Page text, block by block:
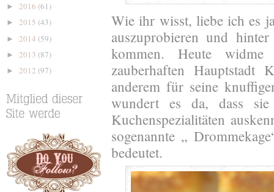
► 2016 (61)
► 2015 (43)
► 2014 (59)
► 2013 (87)
► 2012 (97)
Wie ihr wisst, liebe ich es
auszuprobieren und
kommen. Heute
zauberhaften Hauptstadt
anderem für seine
wundert es da, dass
Kuchenspezialitäten
sogenannte „
bedeutet.